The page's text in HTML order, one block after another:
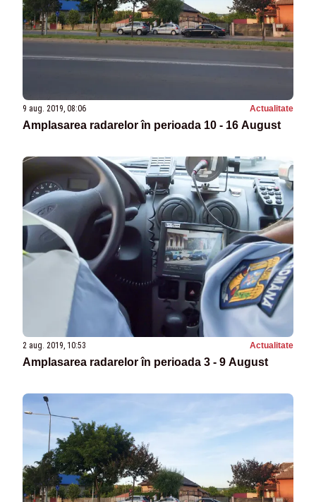
9 aug. 2019, 08:06 Actualitate
Amplasarea radarelor în perioada 10 - 16 August
2 aug. 2019, 10:53 Actualitate
Amplasarea radarelor în perioada 3 - 9 August